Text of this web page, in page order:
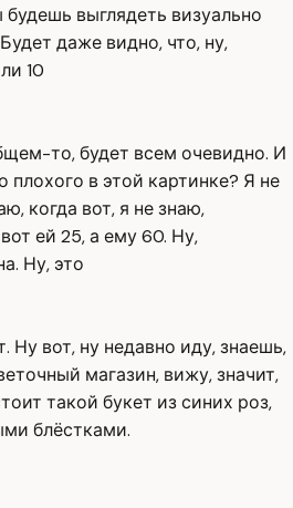
выглядеть визуально
даже видно, что, ну,
10
то, будет всем очевидно. И
плохого в этой картинке? Я не
когда вот, я не знаю,
ей 25, а ему 60. Ну,
Ну, это
Ну вот, ну недавно иду, знаешь,
магазин, вижу, значит,
такой букет из синих роз,
блёстками.